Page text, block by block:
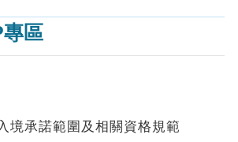
區
境承諾範圍及相關資格規範